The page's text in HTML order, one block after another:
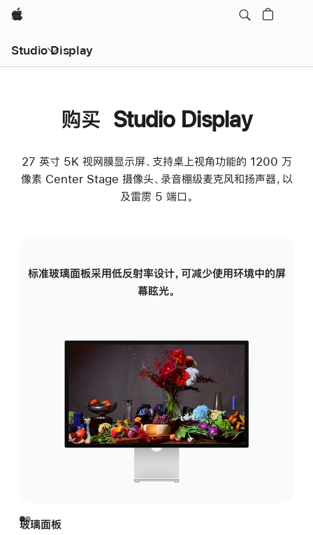
Apple
Studio Display
购买 Studio Display
27 英寸 5K 视网膜显示屏、支持桌上视角功能的 1200 万
像素 Center Stage 摄像头、录音棚级麦克风和扬声器，以
及雷雳 5 端口。
标准玻璃面板采用低反射率设计，可减少使用环境中的屏
幕眩光。
玻璃面板